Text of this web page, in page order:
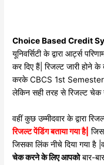
Choice Based Credit
यूनिवर्सिटी के द्वारा आर्ट्स
कर दिए हैं| रिजल्ट जारी होने
करके CBCS 1st
लेकिन सही तरह से रिजल्ट चेक
वहीं कुछ उम्मीदवार के द्वारा
रिजल्ट पेंडिंग बताया गया है|
जिसका लिंक नीचे दिया गया है
चेक करने के लिए आपकोबार-